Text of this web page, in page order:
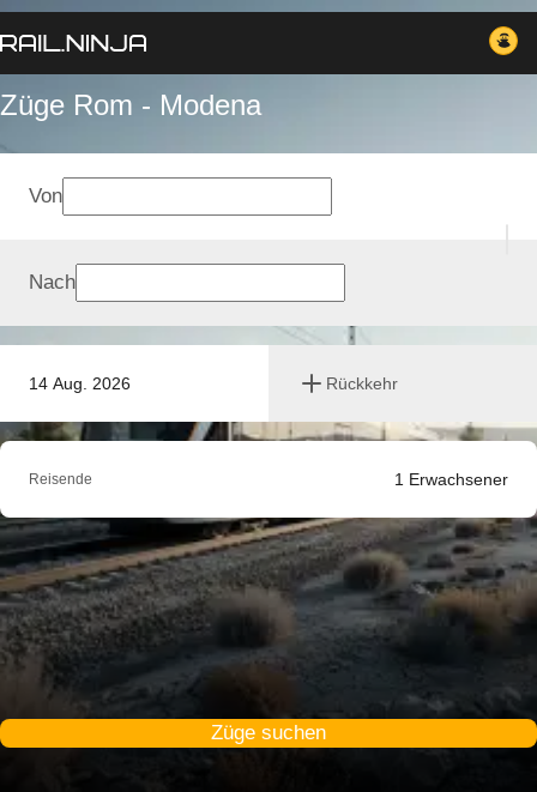
Züge Rom - Modena
14 Aug. 2026 Rückkehr
Von
Nach
Reisende 1 Erwachsener
Züge suchen